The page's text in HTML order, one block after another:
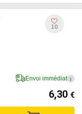
10
Envoi immédiat i
6,30 €